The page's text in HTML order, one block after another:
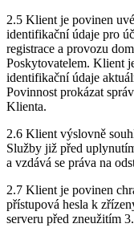
2.5 Klient je povinen
identifikační údaje pro
registrace a provozu
Poskytovatelem. Klient
identifikační údaje
Povinnost prokázat
Klienta.
2.6 Klient výslovně
Služby již před
a vzdává se práva na
2.7 Klient je povinen
přístupová hesla k
serveru před zneužitím